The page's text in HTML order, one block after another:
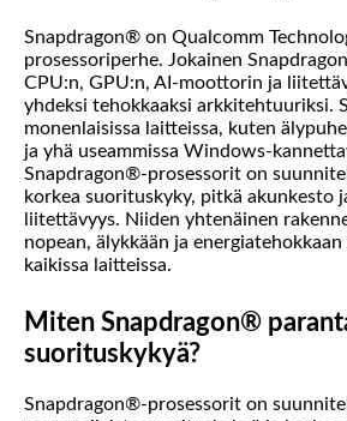
Snapdragon® on Qualcomm
prosessoriperhe. Jokainen
CPU:n, GPU:n, AI-moottorin ja
yhdeksi tehokkaaksi arkkitehtuuriksi.
monenlaisissa laitteissa, kuten
ja yhä useammissa Windows-
Snapdragon®-prosessorit on
korkea suorituskyky, pitkä akunkesto
liitettävyys. Niiden yhtenäinen
nopean, älykkään ja
kaikissa laitteissa.
Miten Snapdragon®
suorituskykyä?
Snapdragon®-prosessorit on